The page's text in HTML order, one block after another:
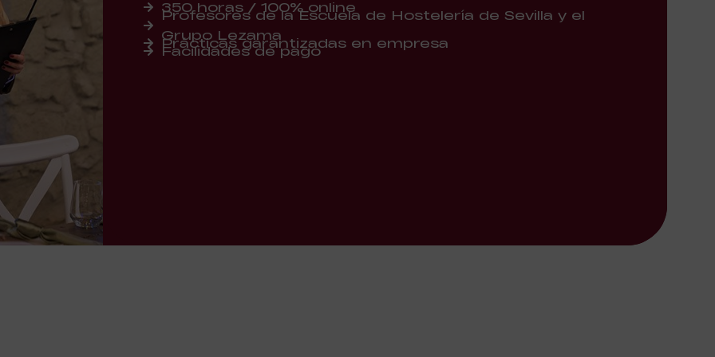
350 horas / 100% online
Profesores de la Escuela de Hostelería de Sevilla y el
Grupo Lezama
Prácticas garantizadas en empresa
Facilidades de pago